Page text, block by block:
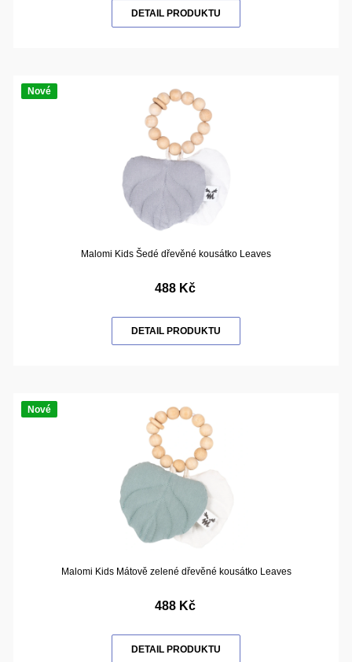
DETAIL PRODUKTU
Nové
Malomi Kids Šedé dřevěné kousátko Leaves
488 Kč
DETAIL PRODUKTU
Nové
Malomi Kids Mátově zelené dřevěné kousátko Leaves
488 Kč
DETAIL PRODUKTU